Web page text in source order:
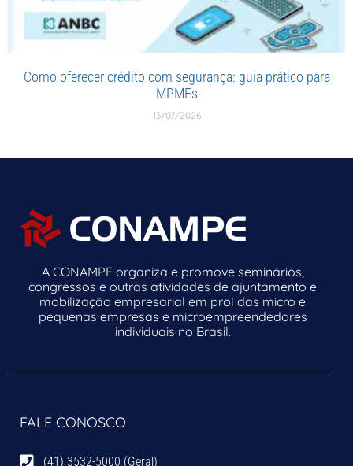
Como oferecer crédito com segurança: guia prático para
MPMEs
13/07/2026
A CONAMPE organiza e promove seminários,
congressos e outras atividades de ajuntamento e
mobilização empresarial em prol das micro e
pequenas empresas e microempreendedores
individuais no Brasil.
FALE CONOSCO
(41) 3532-5000 (Geral)